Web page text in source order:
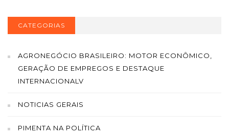
CATEGORIAS
AGRONEGÓCIO BRASILEIRO: MOTOR ECONÔMICO,
GERAÇÃO DE EMPREGOS E DESTAQUE
INTERNACIONALV
NOTICIAS GERAIS
PIMENTA NA POLÍTICA